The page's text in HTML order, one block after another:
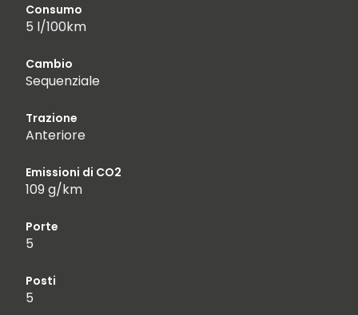
Consumo
5 l/100km
Cambio
Sequenziale
Trazione
Anteriore
Emissioni di CO2
109 g/km
Porte
5
Posti
5